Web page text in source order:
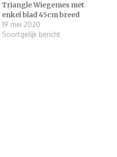
Triangle Wiegemes met
enkel blad 45cm breed
19 mei 2020
Soortgelijk bericht